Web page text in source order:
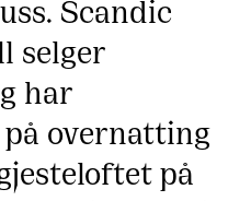
Scandic
selger
har
overnatting
på